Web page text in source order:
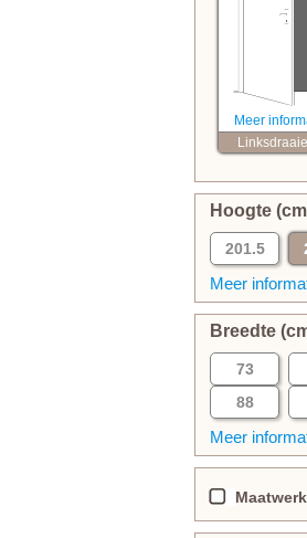
Meer
Hoogte
201.5
Meer
Breedte
73
88
Meer